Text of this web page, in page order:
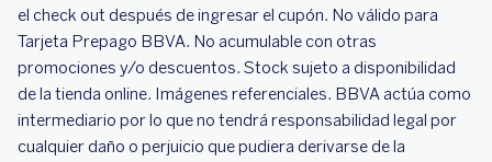
el check out después de ingresar el cupón. No válido para
Tarjeta Prepago BBVA. No acumulable con otras
promociones y/o descuentos. Stock sujeto a disponibilidad
de la tienda online. Imágenes referenciales. BBVA actúa como
intermediario por lo que no tendrá responsabilidad legal por
cualquier daño o perjuicio que pudiera derivarse de la